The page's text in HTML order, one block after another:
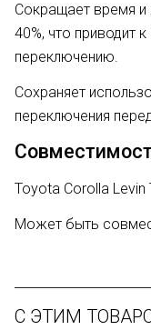
Сокращает время и
40%, что приводит
переключению.
Сохраняет
переключения
Toyota Corolla Levin
Может быть
С ЭТИМ